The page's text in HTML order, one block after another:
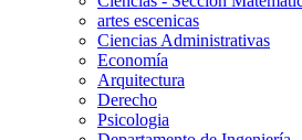
artes escenicas
Ciencias Administrativas
Economía
Arquitectura
Derecho
Psicologia